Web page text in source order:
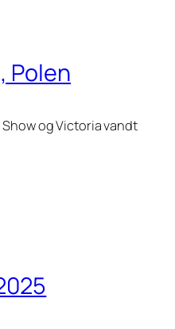
Polen
og Victoria vandt